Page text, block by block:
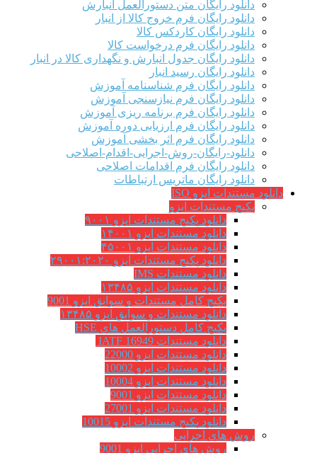
دانلود رایگان متن دستورالعمل انبارش
دانلود رایگان فرم خروج کالا از انبار
دانلود رایگان کاردکس کالا
دانلود رایگان فرم درخواست کالا
دانلود رایگان جدول انبارش و نگهداری کالا در انبار
دانلود رایگان رسید انبار
دانلود رایگان فرم شناسنامه آموزش
دانلود رایگان فرم نیازسنجی آموزش
دانلود رایگان فرم برنامه ریزی آموزش
دانلود رایگان فرم ارزیابی دوره آموزش
دانلود رایگان فرم اثر بخشی آموزش
دانلود-رایگان-روش-اجرایی-اقدام-اصلاحی
دانلود رایگان فرم اقدامات اصلاحی
دانلود رایگان ماتریس ارتباطات
دانلود مستندات ایزو ISO
پکیج مستندات ایزو
دانلود پکیج مستندات ایزو ۹۰۰۱
دانلود مستندات ایزو ۱۴۰۰۱
دانلود مستندات ایزو ۴۵۰۰۱
دانلود پکیج مستندات ایزو ۲۹۰۰۱:۲۰۲۰
دانلود مستندات IMS
دانلود مستندات ایزو ۱۳۴۸۵
پکیج کامل مستندات و سوابق ایزو 9001
دانلود مستندات و سوابق ایزو ۱۳۴۸۵
پکیج کامل دستورالعمل های HSE
دانلود مستندات IATF 16949
دانلود مستندات ایزو 22000
دانلود مستندات ایزو 10002
دانلود مستندات ایزو 10004
دانلود مستندات ایزو 9001
دانلود مستندات ایزو 27001
دانلود پکیج مستندات ایزو 10015
روش های اجرایی
روش های اجرایی ایزو 9001